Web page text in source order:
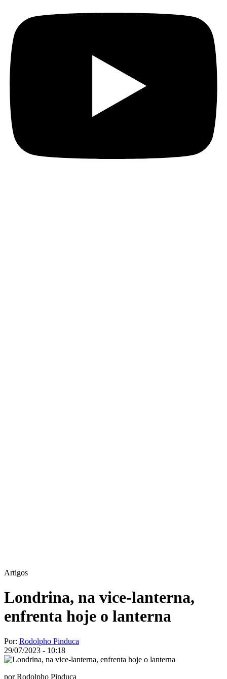
Artigos
Londrina, na vice-lanterna,
enfrenta hoje o lanterna
Por: Rodolpho Pinduca
29/07/2023 - 10:18
por Rodolpho Pinduca